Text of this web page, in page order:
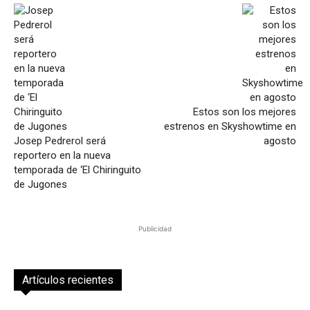
Josep Pedrerol será
reportero en la nueva
temporada de ‘El Chiringuito
de Jugones
Estos son los mejores
estrenos en Skyshowtime en
agosto
Publicidad
Artículos recientes